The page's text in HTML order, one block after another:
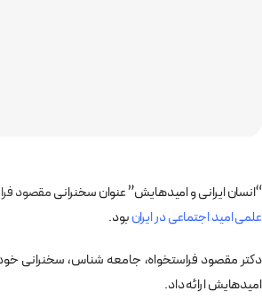
“انسان ایرانی و امیدهایش” عنوان سخنرانیمقصود
علمی امید اجتماعی در ایرانبود.
دکتر مقصود فراستخواه، جامعه شناس، سخنرانی خود
امیدهایش ارائه داد.